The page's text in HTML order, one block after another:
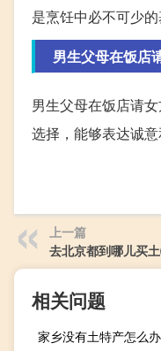
是烹饪中必不可少
男生父母在饭店
男生父母在饭店请
选择，能够表达诚
上一篇
去北京都到哪儿买
相关问题
家乡没有土特产怎么办